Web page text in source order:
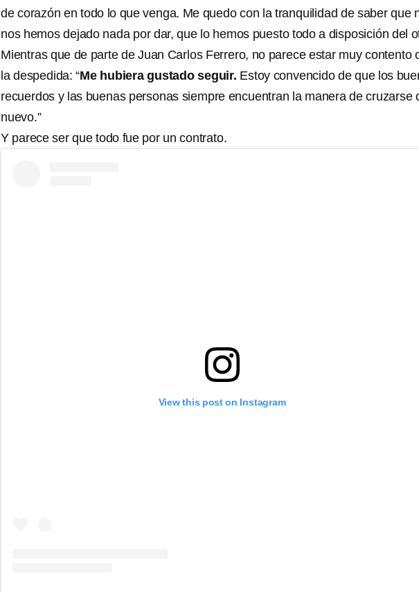
de corazón en todo lo que venga. Me quedo con la tranquilidad de saber que
nos hemos dejado nada por dar, que lo hemos puesto todo a disposición del
Mientras que de parte de Juan Carlos Ferrero, no parece estar muy contento
la despedida: “Me hubiera gustado seguir. Estoy convencido de que los
recuerdos y las buenas personas siempre encuentran la manera de cruzarse
nuevo.”
Y parece ser que todo fue por un contrato.
View this post on Instagram